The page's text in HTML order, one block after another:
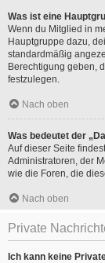
Was ist eine
Wenn du Mitglied in
Hauptgruppe dazu,
standardmäßig
Berechtigung geben,
festzulegen.
Nach oben
Was bedeutet der
Auf dieser Seite
Administratoren, der
wie die Foren, die
Nach oben
Private
Ich kann keine